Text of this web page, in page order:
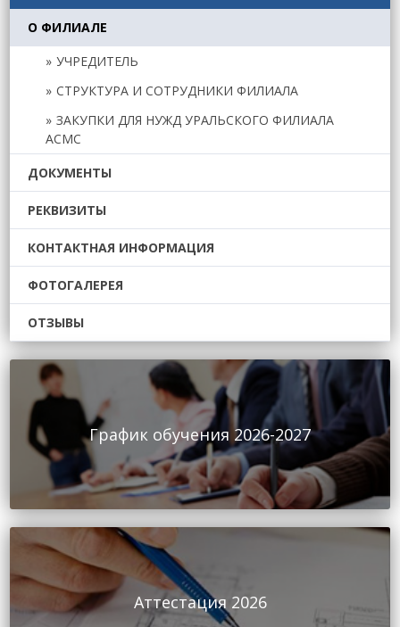
О ФИЛИАЛЕ
УЧРЕДИТЕЛЬ
СТРУКТУРА И СОТРУДНИКИ ФИЛИАЛА
ЗАКУПКИ ДЛЯ НУЖД УРАЛЬСКОГО ФИЛИАЛА
АСМС
ДОКУМЕНТЫ
РЕКВИЗИТЫ
КОНТАКТНАЯ ИНФОРМАЦИЯ
ФОТОГАЛЕРЕЯ
ОТЗЫВЫ
График обучения 2026-2027
Аттестация 2026